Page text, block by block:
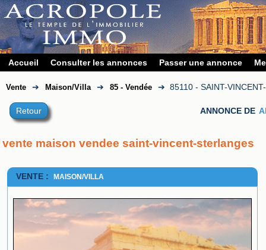
Accueil Consulter les annonces Passer une annonce
Vente ➔ Maison/Villa ➔ 85 - Vendée ➔ 85110 - SAINT-
Retour ANNONCE DE
vente maison vendee saint-vincent-sterlanges
VENTE : MAISON/VILLA